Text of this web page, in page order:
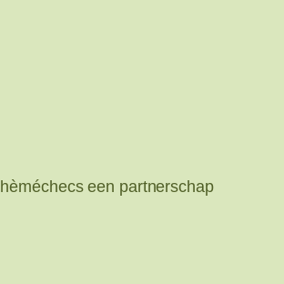
een partnerschap